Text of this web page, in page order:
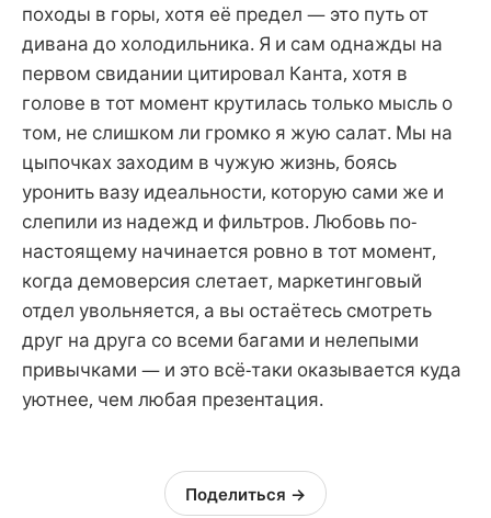
походы в горы, хотя её предел — это путь от
дивана до холодильника. Я и сам однажды на
первом свидании цитировал Канта, хотя в
голове в тот момент крутилась только мысль о
том, не слишком ли громко я жую салат. Мы на
цыпочках заходим в чужую жизнь, боясь
уронить вазу идеальности, которую сами же и
слепили из надежд и фильтров. Любовь по-
настоящему начинается ровно в тот момент,
когда демоверсия слетает, маркетинговый
отдел увольняется, а вы остаётесь смотреть
друг на друга со всеми багами и нелепыми
привычками — и это всё-таки оказывается куда
уютнее, чем любая презентация.
Поделиться →